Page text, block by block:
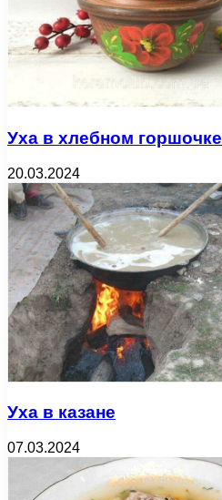
Уха в хлебном горшочке
20.03.2024
Уха в казане
07.03.2024